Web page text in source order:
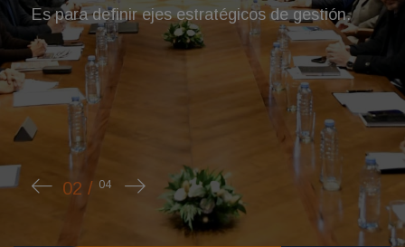
La noticia generó una fuerte
ola de mensajes de despedida
comunidad digital.